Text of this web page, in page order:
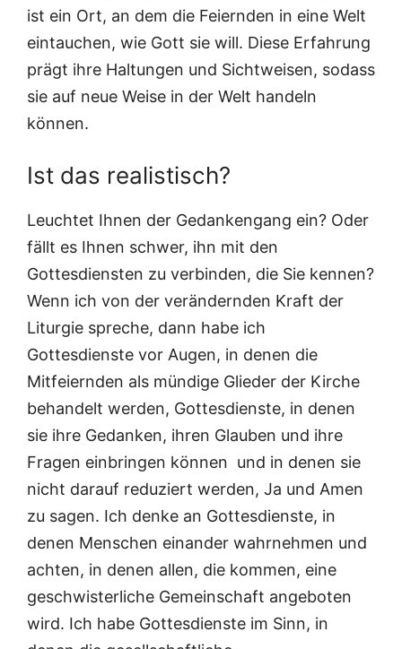
ist ein Ort, an dem die Feiernden in eine Welt
eintauchen, wie Gott sie will. Diese Erfahrung
prägt ihre Haltungen und Sichtweisen, sodass
sie auf neue Weise in der Welt handeln
können.
Ist das realistisch?
Leuchtet Ihnen der Gedankengang ein? Oder
fällt es Ihnen schwer, ihn mit den
Gottesdiensten zu verbinden, die Sie kennen?
Wenn ich von der verändernden Kraft der
Liturgie spreche, dann habe ich
Gottesdienste vor Augen, in denen die
Mitfeiernden als mündige Glieder der Kirche
behandelt werden, Gottesdienste, in denen
sie ihre Gedanken, ihren Glauben und ihre
Fragen einbringen können und in denen sie
nicht darauf reduziert werden, Ja und Amen
zu sagen. Ich denke an Gottesdienste, in
denen Menschen einander wahrnehmen und
achten, in denen allen, die kommen, eine
geschwisterliche Gemeinschaft angeboten
wird. Ich habe Gottesdienste im Sinn, in